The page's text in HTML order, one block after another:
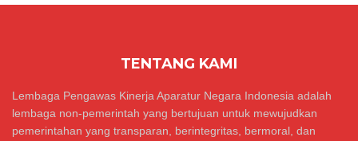
TENTANG KAMI
Lembaga Pengawas Kinerja Aparatur Negara Indonesia adalah
lembaga non-pemerintah yang bertujuan untuk mewujudkan
pemerintahan yang transparan, berintegritas, bermoral, dan